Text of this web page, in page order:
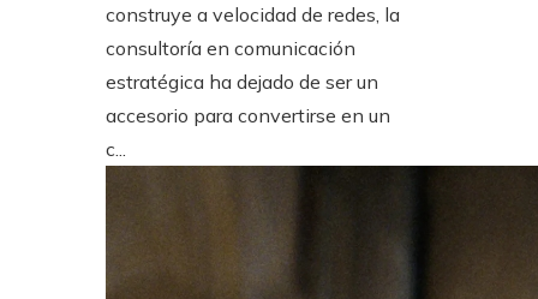
construye a velocidad de redes, la
consultoría en comunicación
estratégica ha dejado de ser un
accesorio para convertirse en un
c...